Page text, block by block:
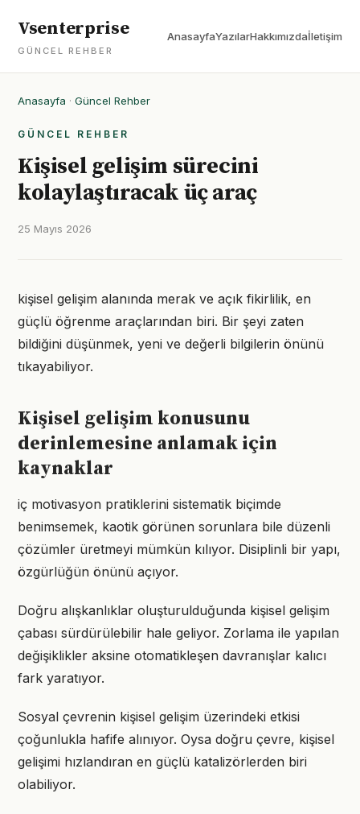
Vsenterprise
GÜNCEL REHBER
AnasayfaYazılarHakkımızdaİletişim
Anasayfa · Güncel Rehber
GÜNCEL REHBER
Kişisel gelişim sürecini
kolaylaştıracak üç araç
25 Mayıs 2026
kişisel gelişim alanında merak ve açık fikirlilik, en
güçlü öğrenme araçlarından biri. Bir şeyi zaten
bildiğini düşünmek, yeni ve değerli bilgilerin önünü
tıkayabiliyor.
Kişisel gelişim konusunu
derinlemesine anlamak için
kaynaklar
iç motivasyon pratiklerini sistematik biçimde
benimsemek, kaotik görünen sorunlara bile düzenli
çözümler üretmeyi mümkün kılıyor. Disiplinli bir yapı,
özgürlüğün önünü açıyor.
Doğru alışkanlıklar oluşturulduğunda kişisel gelişim
çabası sürdürülebilir hale geliyor. Zorlama ile yapılan
değişiklikler aksine otomatikleşen davranışlar kalıcı
fark yaratıyor.
Sosyal çevrenin kişisel gelişim üzerindeki etkisi
çoğunlukla hafife alınıyor. Oysa doğru çevre, kişisel
gelişimi hızlandıran en güçlü katalizörlerden biri
olabiliyor.